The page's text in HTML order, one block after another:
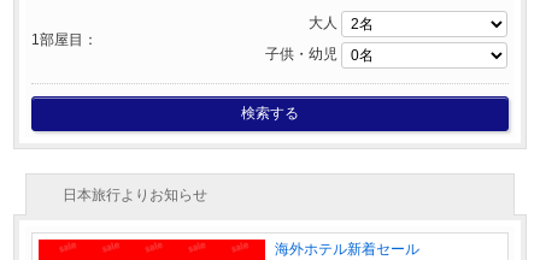
1部屋目：
大人
子供・幼児
検索する
日本旅行よりお知らせ
海外ホテル新着セール